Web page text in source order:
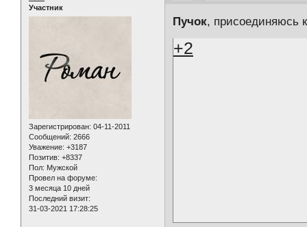
Участник
Зарегистрирован: 04-11-2011
Сообщений: 2666
Уважение: +3187
Позитив: +8337
Пол: Мужской
Провел на форуме:
3 месяца 10 дней
Последний визит:
31-03-2021 17:28:25
Пучок, присоединяюсь
+2